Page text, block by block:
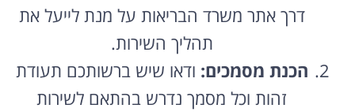
דרך אתר משרד הבריאות על מנת לייעל את
תהליך השירות.
הכנת מסמכים: ודאו שיש ברשותכם תעודת
זהות וכל מסמך נדרש בהתאם לשירות